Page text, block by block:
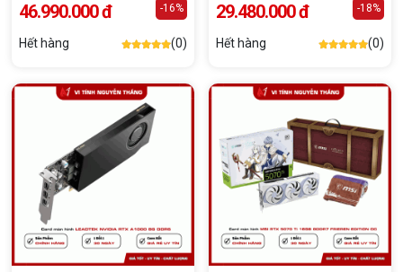
46.990.000 đ -16%
Hết hàng (0)
29.480.000 đ -18%
Hết hàng (0)